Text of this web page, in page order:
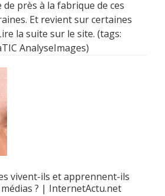
de près à la fabrique de ces
Et revient sur certaines
la suite sur le site. (tags:
AnalyseImages)
vivent-ils et apprennent-ils
? | InternetActu.net